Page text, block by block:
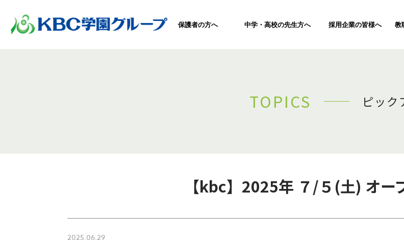
保護者の方へ 中学・高校の先生方へ 採用企業の皆様へ 教
TOPICS ピック
【kbc】2025年 ７/５(土) オー
2025.06.29